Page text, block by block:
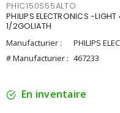
PHIC150S55ALTO
PHILIPS ELECTRONICS -
1/2GOLIATH
Manufacturier :
PHILIPS
# Manufacturier : 467233
En inventaire